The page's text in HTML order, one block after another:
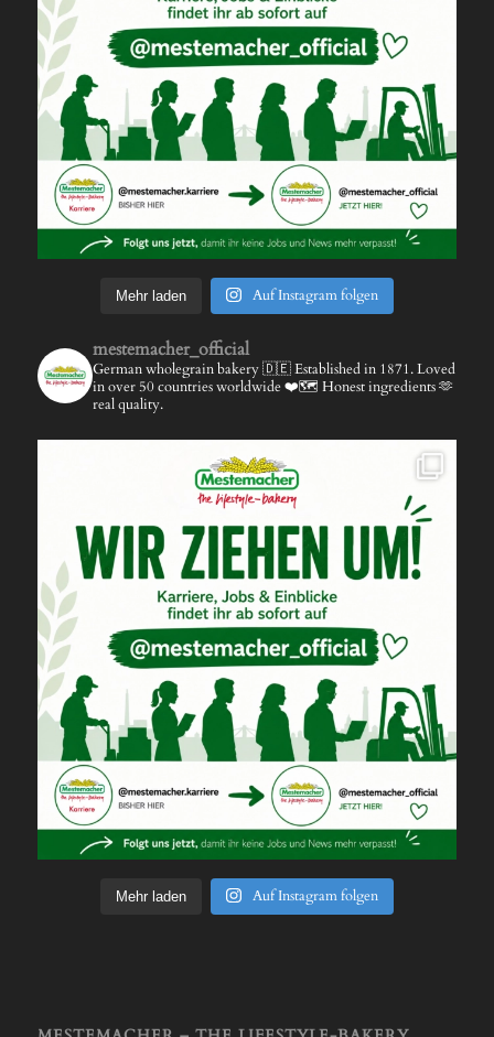
Mehr laden Auf Instagram folgen
mestemacher_official
German wholegrain bakery 🇩🇪Established in 1871.Loved
in over 50 countries worldwide ❤️🗺️ Honest ingredients 🫶
real quality.
Mehr laden Auf Instagram folgen